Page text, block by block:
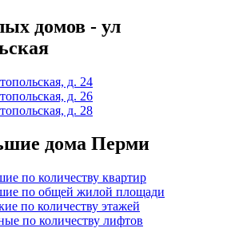
домов - ул
д. 24
д. 26
д. 28
дома Перми
по количеству квартир
по общей жилой площади
по количеству этажей
по количеству лифтов